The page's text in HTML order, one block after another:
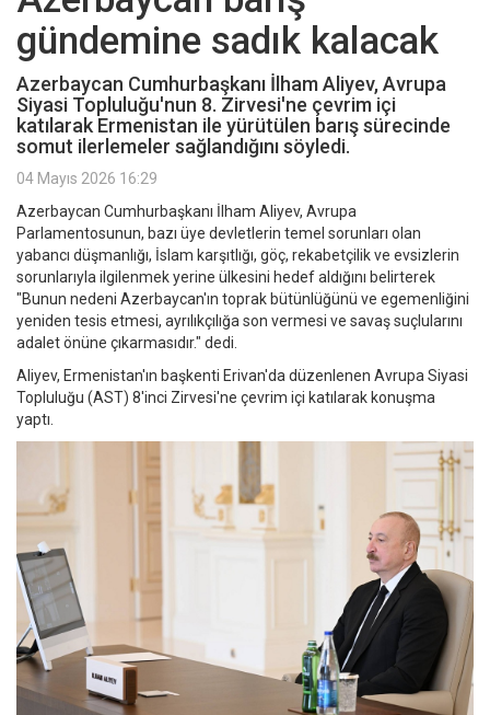
gündemine sadık kalacak
Azerbaycan Cumhurbaşkanı İlham Aliyev, Avrupa
Siyasi Topluluğu'nun 8. Zirvesi'ne çevrim içi
katılarak Ermenistan ile yürütülen barış sürecinde
somut ilerlemeler sağlandığını söyledi.
04 Mayıs 2026 16:29
Azerbaycan Cumhurbaşkanı İlham Aliyev, Avrupa
Parlamentosunun, bazı üye devletlerin temel sorunları olan
yabancı düşmanlığı, İslam karşıtlığı, göç, rekabetçilik ve evsizlerin
sorunlarıyla ilgilenmek yerine ülkesini hedef aldığını belirterek
"Bunun nedeni Azerbaycan'ın toprak bütünlüğünü ve egemenliğini
yeniden tesis etmesi, ayrılıkçılığa son vermesi ve savaş suçlularını
adalet önüne çıkarmasıdır." dedi.
Aliyev, Ermenistan'ın başkenti Erivan'da düzenlenen Avrupa Siyasi
Topluluğu (AST) 8'inci Zirvesi'ne çevrim içi katılarak konuşma
yaptı.